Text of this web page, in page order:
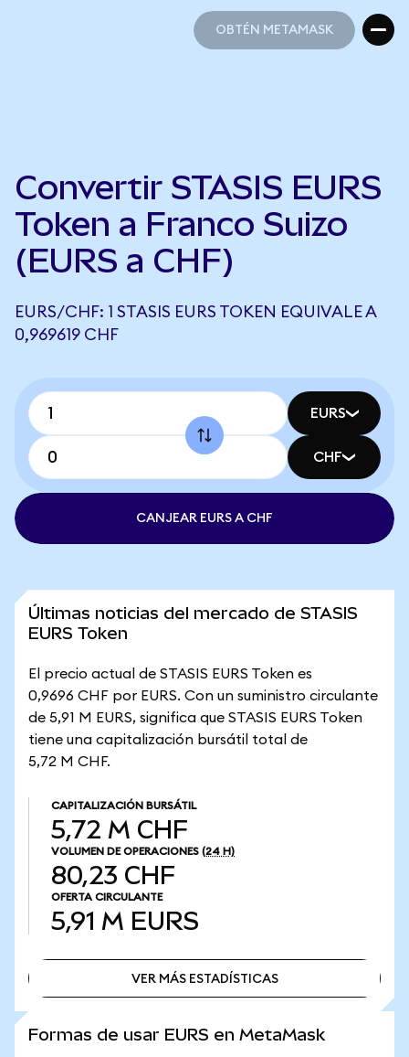
OBTÉN METAMASK
Convertir STASIS EURS
Token a Franco Suizo
(EURS a CHF)
EURS/CHF: 1 STASIS EURS TOKEN EQUIVALE A
0,969619 CHF
EURS
CHF
CANJEAR EURS A CHF
Últimas noticias del mercado de STASIS
EURS Token
El precio actual de STASIS EURS Token es
0,9696 CHF por EURS. Con un suministro circulante
de 5,91 M EURS, significa que STASIS EURS Token
tiene una capitalización bursátil total de
5,72 M CHF.
CAPITALIZACIÓN BURSÁTIL
5,72 M CHF
VOLUMEN DE OPERACIONES (24 H)
80,23 CHF
OFERTA CIRCULANTE
5,91 M EURS
VER MÁS ESTADÍSTICAS
Formas de usar EURS en MetaMask